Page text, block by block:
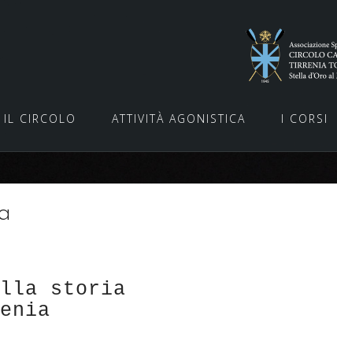
IL CIRCOLO ATTIVITÀ AGONISTICA I CORSI
storia